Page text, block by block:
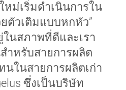
หม่เริ่มดำเนินการใน
ตัวเติมแบบหกหัว”
ในสภาพที่ดีและเรา
ำหรับสายการผลิต
ในสายการผลิตเก่า
ซึ่งเป็นบริษัท